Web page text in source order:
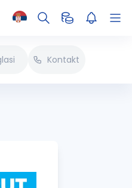
Kontakt